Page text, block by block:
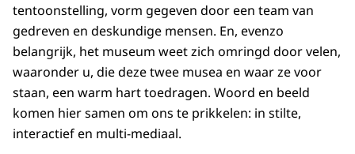
tentoonstelling, vorm gegeven door een team van
gedreven en deskundige mensen. En, evenzo
belangrijk, het museum weet zich omringd door velen,
waaronder u, die deze twee musea en waar ze voor
staan, een warm hart toedragen. Woord en beeld
komen hier samen om ons te prikkelen: in stilte,
interactief en multi-mediaal.